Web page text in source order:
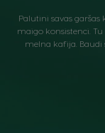
Palutini savas
maigo konsistenci.
melna kafija. Baudi